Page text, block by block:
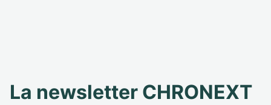
La newsletter CHRONEXT